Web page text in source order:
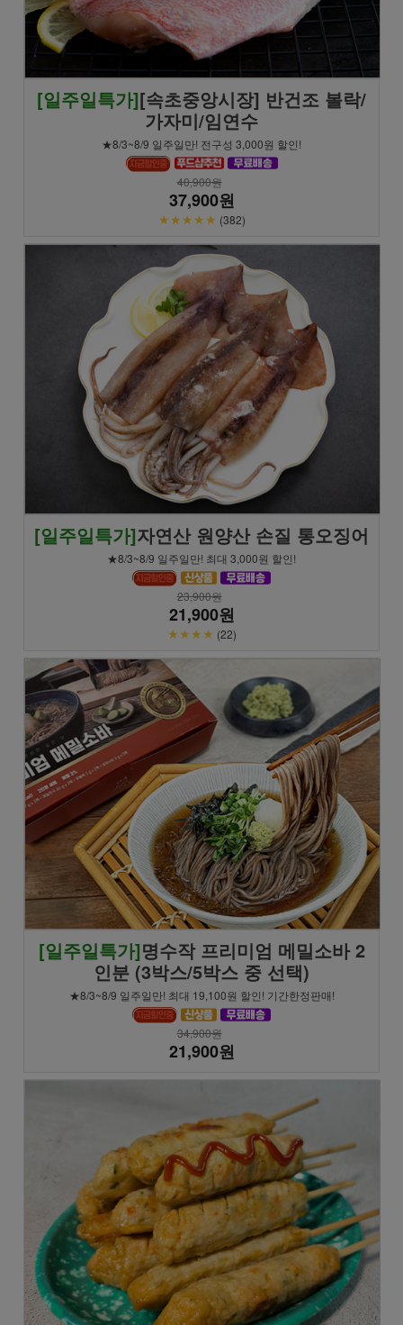
[일주일특가][속초중앙시장] 반건조 볼락/
가자미/임연수
★8/3~8/9 일주일만! 전구성 3,000원 할인!
40,900원
37,900원
★★★★★ (382)
[일주일특가]자연산 원양산 손질 통오징어
★8/3~8/9 일주일만! 최대 3,000원 할인!
23,900원
21,900원
★★★★ (22)
[일주일특가]명수작 프리미엄 메밀소바 2
인분 (3박스/5박스 중 선택)
★8/3~8/9 일주일만! 최대 19,100원 할인! 기간한정판매!
34,900원
21,900원